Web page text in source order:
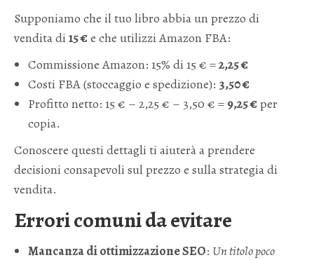
Supponiamo che il tuo libro abbia un prezzo di
vendita di 15 €e che utilizzi Amazon FBA:
Commissione Amazon: 15% di 15 € =2,25 €
Costi FBA (stoccaggio e spedizione): 3,50 €
Profitto netto: 15 € – 2,25 € – 3,50 € = 9,25 €per
copia.
Conoscere questi dettagli ti aiuterà a prendere
decisioni consapevoli sul prezzo e sulla strategia di
vendita.
Errori comuni da evitare
Mancanza di ottimizzazione SEO: Un titolo poco